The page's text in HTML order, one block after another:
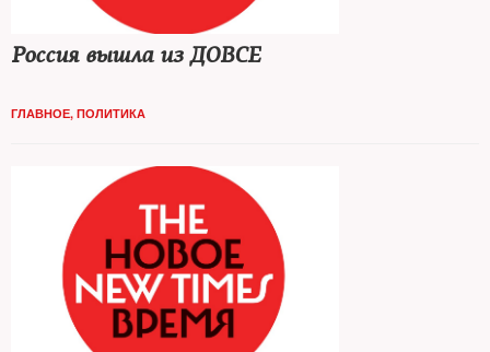
Россия вышла из ДОВСЕ
ГЛАВНОЕ, ПОЛИТИКА